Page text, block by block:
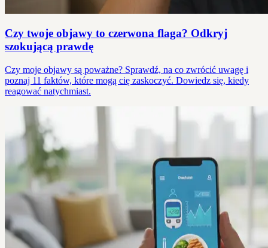
Czy twoje objawy to czerwona flaga? Odkryj
szokującą prawdę
Czy moje objawy są poważne? Sprawdź, na co zwrócić uwagę i
poznaj 11 faktów, które mogą cię zaskoczyć. Dowiedz się, kiedy
reagować natychmiast.